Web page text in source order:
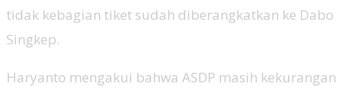
tidak kebagian tiket sudah diberangkatkan ke Dabo
Singkep.
Haryanto mengakui bahwa ASDP masih kekurangan